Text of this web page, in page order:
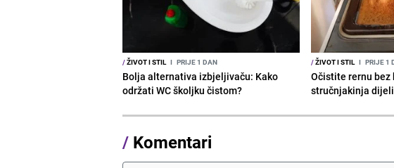
/ŽIVOT I STIL I PRIJE 1 DAN
Bolja alternativa izbjeljivaču: Kako
održati WC školjku čistom?
/ŽIVOT I STIL I PRIJE 1
Očistite rernu
stručnjakinja
/ Komentari